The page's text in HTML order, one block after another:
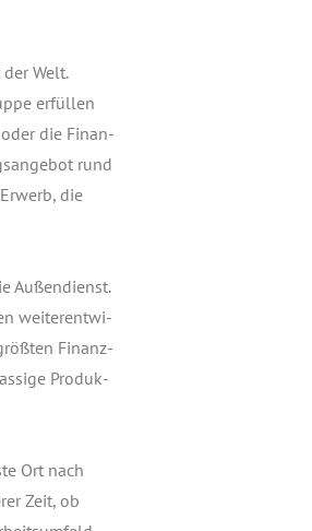
Welt.
erfül­len
oder die Finan­
rund
die
Außen­dienst.
wei­ter­ent­wi­
Finanz­
Pro­duk­
Ort nach
Zeit, ob